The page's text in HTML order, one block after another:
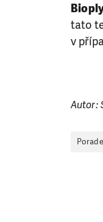
tato
v
Autor: